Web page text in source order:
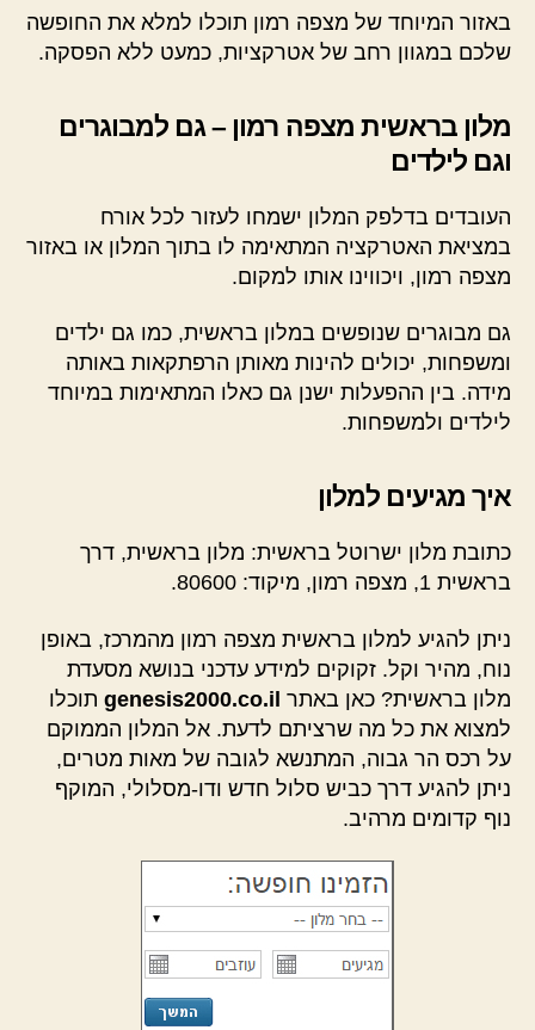
באזור המיוחד של מצפה רמון תוכלו למלא את החופשה
שלכם במגוון רחב של אטרקציות, כמעט ללא הפסקה.
מלון בראשית מצפה רמון – גם למבוגרים
וגם לילדים
העובדים בדלפק המלון ישמחו לעזור לכל אורח
במציאת האטרקציה המתאימה לו בתוך המלון או באזור
מצפה רמון, ויכווינו אותו למקום.
גם מבוגרים שנופשים במלון בראשית, כמו גם ילדים
ומשפחות, יכולים להינות מאותן הרפתקאות באותה
מידה. בין ההפעלות ישנן גם כאלו המתאימות במיוחד
לילדים ולמשפחות.
איך מגיעים למלון
כתובת מלון ישרוטל בראשית: מלון בראשית, דרך
בראשית 1, מצפה רמון, מיקוד: 80600.
ניתן להגיע למלון בראשית מצפה רמון מהמרכז, באופן
נוח, מהיר וקל. זקוקים למידע עדכני בנושא מסעדת
מלון בראשית? כאן באתר genesis2000.co.il תוכלו
למצוא את כל מה שרציתם לדעת. אל המלון הממוקם
על רכס הר גבוה, המתנשא לגובה של מאות מטרים,
ניתן להגיע דרך כביש סלול חדש ודו-מסלולי, המוקף
נוף קדומים מרהיב.